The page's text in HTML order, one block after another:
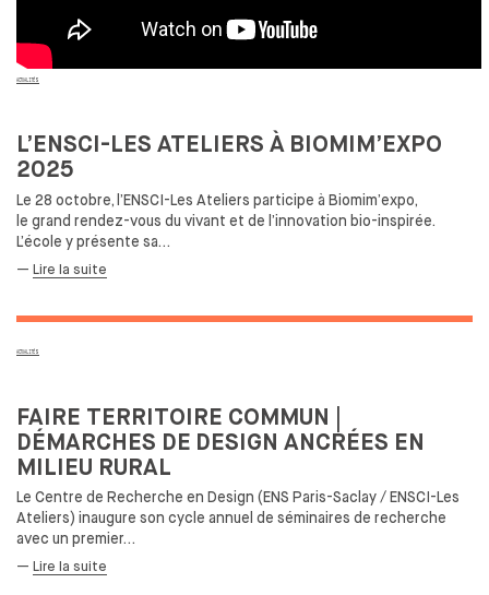
ACTUALITÉS
L’ENSCI-LES ATELIERS À BIOMIM’EXPO
2025
Le 28 octobre, l’ENSCI-Les Ateliers participe à Biomim’expo,
le grand rendez-vous du vivant et de l’innovation bio-inspirée.
L’école y présente sa…
— Lire la suite
ACTUALITÉS
FAIRE TERRITOIRE COMMUN |
DÉMARCHES DE DESIGN ANCRÉES EN
MILIEU RURAL
Le Centre de Recherche en Design (ENS Paris-Saclay / ENSCI-Les
Ateliers) inaugure son cycle annuel de séminaires de recherche
avec un premier…
— Lire la suite